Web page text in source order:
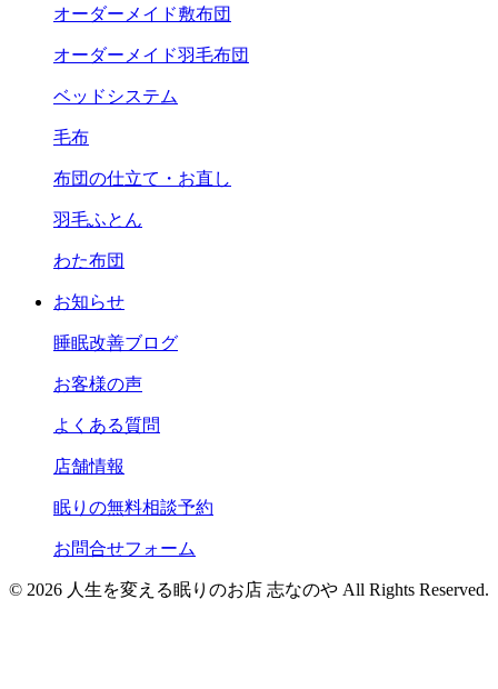
オーダーメイド敷布団
オーダーメイド羽毛布団
ベッドシステム
毛布
布団の仕立て・お直し
羽毛ふとん
わた布団
お知らせ
睡眠改善ブログ
お客様の声
よくある質問
店舗情報
眠りの無料相談予約
お問合せフォーム
© 2026 人生を変える眠りのお店 志なのや All Rights Reserved.